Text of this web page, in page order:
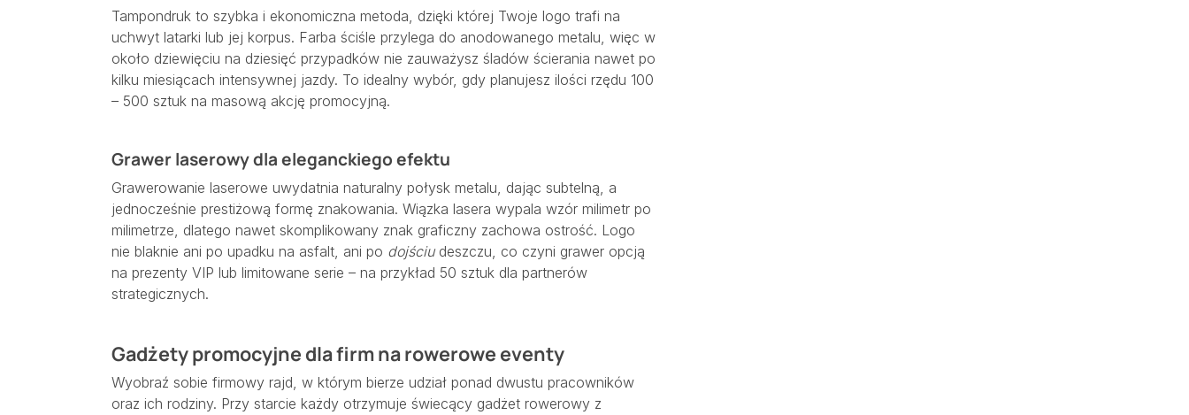
Tampondruk to szybka i ekonomiczna metoda, dzięki której Twoje logo trafi na
uchwyt latarki lub jej korpus. Farba ściśle przylega do anodowanego metalu, więc w
około dziewięciu na dziesięć przypadków nie zauważysz śladów ścierania nawet po
kilku miesiącach intensywnej jazdy. To idealny wybór, gdy planujesz ilości rzędu 100
– 500 sztuk na masową akcję promocyjną.
Grawer laserowy dla eleganckiego efektu
Grawerowanie laserowe uwydatnia naturalny połysk metalu, dając subtelną, a
jednocześnie prestiżową formę znakowania. Wiązka lasera wypala wzór milimetr po
milimetrze, dlatego nawet skomplikowany znak graficzny zachowa ostrość. Logo
nie blaknie ani po upadku na asfalt, ani po dojściudeszczu, co czyni grawer opcją
na prezenty VIP lub limitowane serie – na przykład 50 sztuk dla partnerów
strategicznych.
Gadżety promocyjne dla firm na rowerowe eventy
Wyobraź sobie firmowy rajd, w którym bierze udział ponad dwustu pracowników
oraz ich rodziny. Przy starcie każdy otrzymuje świecący gadżet rowerowy z